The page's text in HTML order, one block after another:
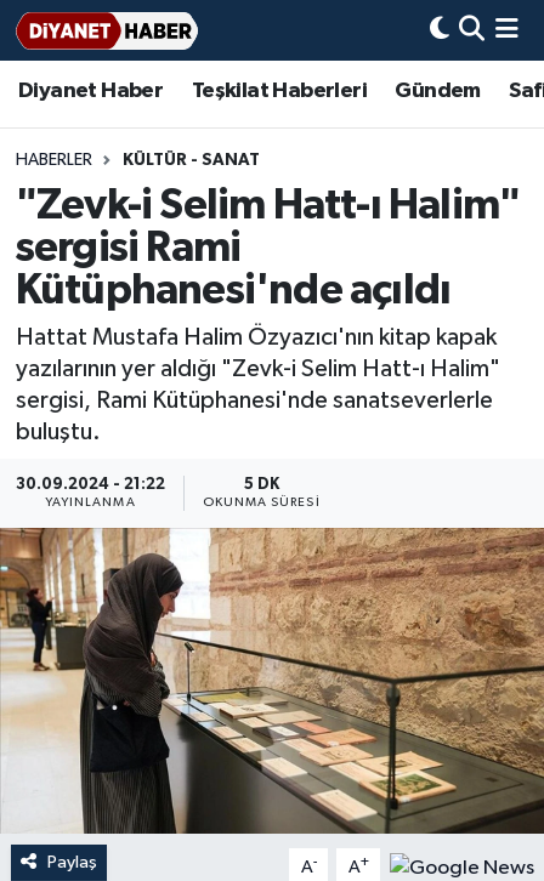
Diyanet Haber Teşkilat Haberleri Gündem
HABERLER KÜLTÜR - SANAT
"Zevk-i Selim Hatt-ı Halim"
sergisi Rami
Kütüphanesi'nde açıldı
Hattat Mustafa Halim Özyazıcı'nın kitap kapak
yazılarının yer aldığı "Zevk-i Selim Hatt-ı Halim"
sergisi, Rami Kütüphanesi'nde sanatseverlerle
buluştu.
30.09.2024 - 21:22
YAYINLANMA
5 DK
OKUNMA SÜRESI
Paylaş A- A+
Diyanet Haber
Teşkilat Haberleri
Adana Müftülüğü
Adıyaman Müftülüğü
Afyonkarahisar Müftülüğü
Ağrı Müftülüğü
Aksaray Müftülüğü
Amasya Müftülüğü
Antalya Müftülüğü
Ardahan Müftülüğü
Artvin Müftülüğü
Aydın Müftülüğü
Balıkesir Müftülüğü
Bartın Müftülüğü
Gündem
#Keşfet
Bir Ayet
Bir Hikaye
Biyografiler
Dini kavramlar
Diyanet Bilgi
Diyanet Takvimi
Hadislerle İslam
Kudüs
Kurban
Mukabele
Peygamberimizin Hayatı
Ramazan
Basında Bugün
DİYANET eKİTAP
Aile Dergisi
Aylık Dergi
TDV
Hutbeler
DİYANET AKADEMİ
DİYANET GENÇLİK
DİYANET RADYO/TV
DEPREM
İmam Hatip Okulları
Başmakale
Hadis-i Şerifler
Hayat Okumaları
Nöbetçi Eczaneler
Hava Durumu
Ankara Namaz Vakitleri
Trafik Durumu
Süper Lig Puan Durumu ve Fikstür
Tüm Manşetler
Haber Arşivi